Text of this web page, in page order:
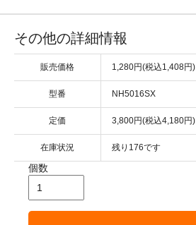
その他の詳細情報
販売価格 1,280円(税込1,408円)
型番 NH5016SX
定価 3,800円(税込4,180円)
在庫状況 残り176です
個数